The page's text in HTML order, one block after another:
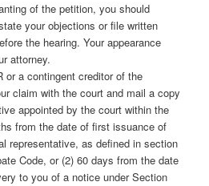
of the petition, you should
your objections or file written
the hearing. Your appearance
attorney.
or a contingent creditor of the
claim with the court and mail a copy
appointed by the court within the
from the date of first issuance of
representative, as defined in section
Code, or (2) 60 days from the date
to you of a notice under Section